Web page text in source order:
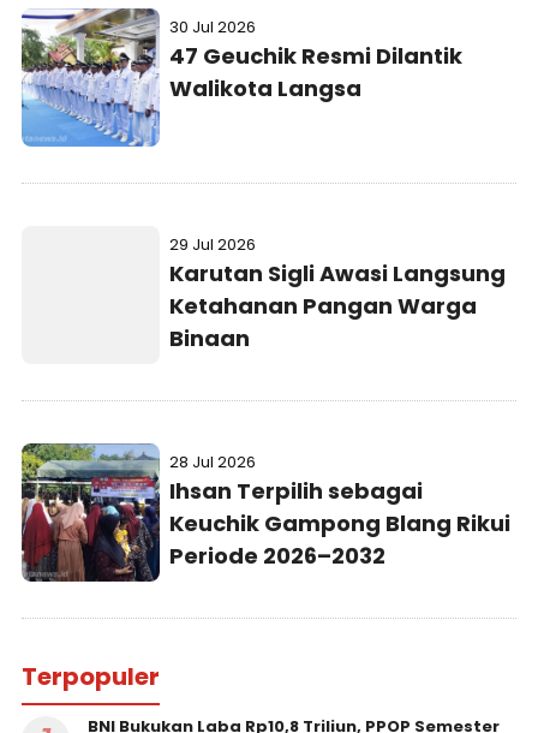
30 Jul 2026
47 Geuchik Resmi Dilantik
Walikota Langsa
29 Jul 2026
Karutan Sigli Awasi Langsung
Ketahanan Pangan Warga
Binaan
28 Jul 2026
Ihsan Terpilih sebagai
Keuchik Gampong Blang Rikui
Periode 2026–2032
Terpopuler
BNI Bukukan Laba Rp10,8 Triliun, PPOP Semester